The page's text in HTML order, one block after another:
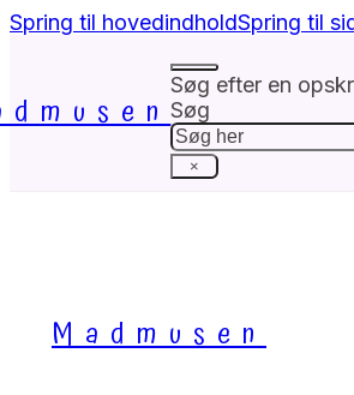
Spring til hovedindholdSpring til
Søg efter en
Søg
×
Madmusen